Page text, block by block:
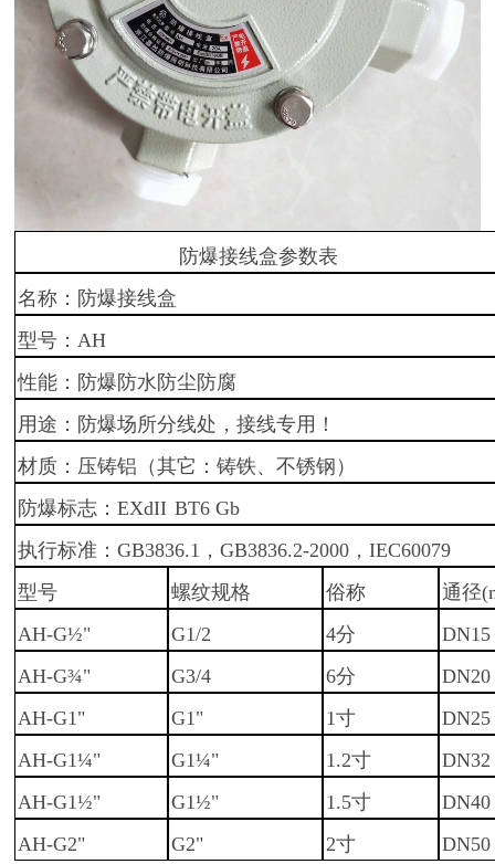
防爆接线盒参数表
名称： 防爆接线盒
型号： AH
性能：防爆防水防尘防腐
用途： 防爆场所分线处，接线专用！
材质： 压铸铝（其它：铸铁、不锈钢）
防爆标志：EXdII BT6Gb
执行标准：GB3836.1，GB3836.2-2000，IEC60079
型号
螺纹规格 俗称 通径
AH-G½"
G1/2 4分
DN15
AH-G¾"
G3/4 6分
DN20
AH-G1"
G1" 1寸
DN25
AH-G1¼"
G1¼" 1.2寸
DN32
AH-G1½"
G1½" 1.5寸
DN40
AH-G2"
G2" 2寸 DN50